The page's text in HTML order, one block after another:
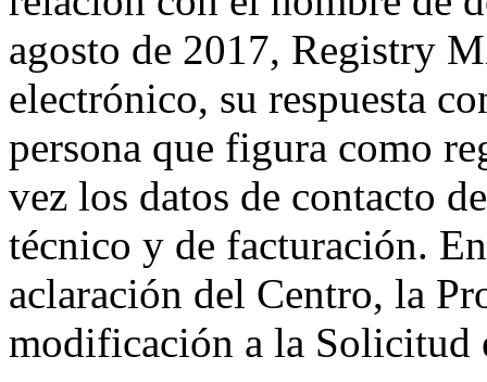
agosto de 2017, Registry
electrónico, su respuesta
persona que figura como
vez los datos de contacto
técnico y de facturación.
aclaración del Centro, la
modificación a la Solicitud